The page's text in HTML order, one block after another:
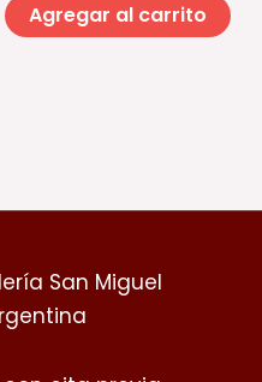
Agregar al carrito
San Miguel